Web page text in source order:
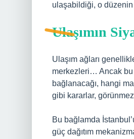
ulaşabildiği, o düzenin
Ulaşımın
Ulaşım ağları
merkezleri… Ancak bu
bağlanacağı, hangi
gibi kararlar,
Bu bağlamda
güç dağıtım